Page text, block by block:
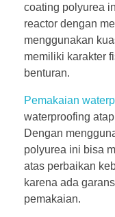
coating polyurea
reactor dengan
menggunakan
memiliki karakter
benturan.
Pemakaian
waterproofing
Dengan
polyurea ini bisa
atas perbaikan
karena ada
pemakaian.